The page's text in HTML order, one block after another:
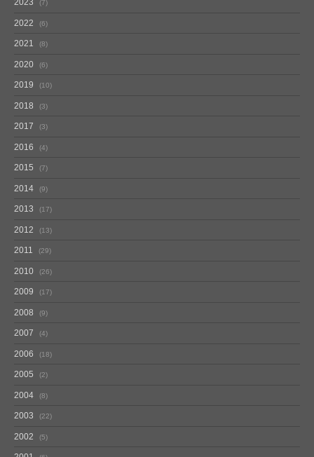
2023 7
2022 6
2021 8
2020 6
2019 10
2018 3
2017 3
2016 4
2015 7
2014 9
2013 17
2012 13
2011 29
2010 26
2009 17
2008 9
2007 4
2006 18
2005 2
2004 8
2003 22
2002 5